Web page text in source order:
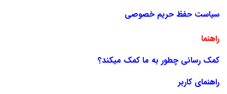
سیاست حفظ حریم خصوصی
راهنما
کمک رسانی چطور به ما کمک میکند؟
راهنمای کاربر